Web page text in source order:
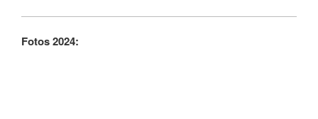
Fotos 2024: